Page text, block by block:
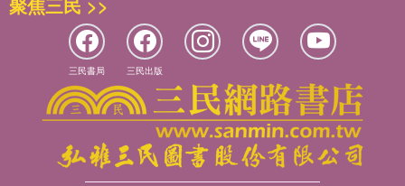
到歷史學家並認為歷史作品大部分不可靠。「歷史事件的原因
是什麼呢？是權力。」「沒有權力的觀念，就無法敘述人們的
集體活動。」那麼戰爭這種集體活動是有哪些權力？
這本書探討權力的時間。政治的權力不是一切。大部分的人對
權力緘口不言。權力就是歷史研究的中心及深度問題。如同余
先生的洞見：「我們看看整個二十世紀，中
國人最活躍的分子，最關心的大概是權力問題。我有權力，我
就可以號令別人，我就活得好，不管別人死活。」
三民書局 三民出版